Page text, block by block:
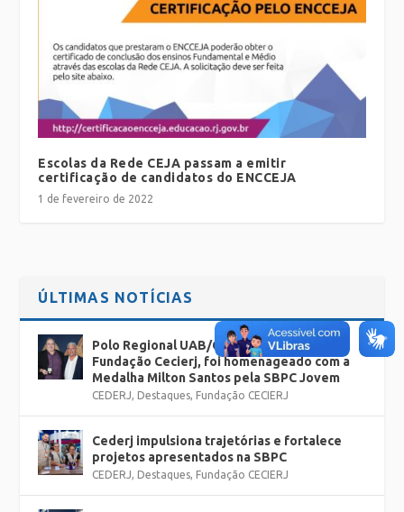
Escolas da Rede CEJA passam a emitir
certificação de candidatos do ENCCEJA
1 de fevereiro de 2022
ÚLTIMAS NOTÍCIAS
Polo Regional UAB/Cederj Rio Bonito, da
Fundação Cecierj, foi homenageado com a
Medalha Milton Santos pela SBPC Jovem
CEDERJ, Destaques, Fundação CECIERJ
Cederj impulsiona trajetórias e fortalece
projetos apresentados na SBPC
CEDERJ, Destaques, Fundação CECIERJ